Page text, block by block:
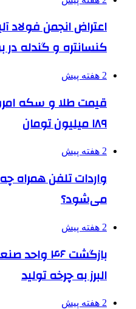
اعتراض انجمن فولاد
کنسانتره و گندله در
2 هفته پیش
قیمت طلا و سکه
۱۸۹ میلیون تومان
2 هفته پیش
واردات تلفن همراه
می‌شود؟
2 هفته پیش
بازگشت ۴۶
البرز به چرخه تولید
2 هفته پیش